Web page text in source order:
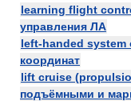
learning flight
управления ЛА
left-handed
координат
lift cruise
подъёмными и